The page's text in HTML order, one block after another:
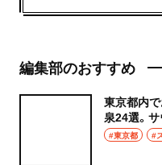
編集部のおすすめ
東京都内
泉24選。サ
癒やし空
#東京都 #